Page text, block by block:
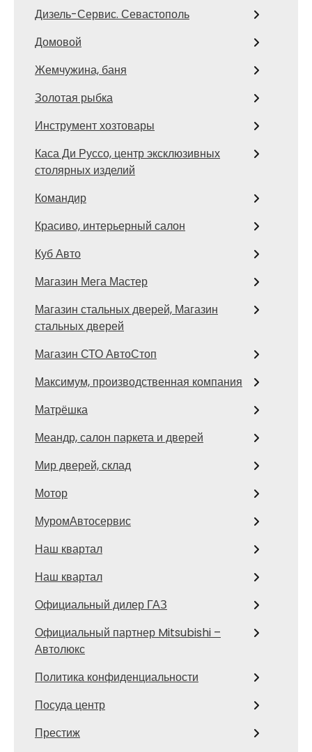
Дизель-Сервис. Севастополь
Домовой
Жемчужина, баня
Золотая рыбка
Инструмент хозтовары
Каса Ди Руссо, центр эксклюзивных
столярных изделий
Командир
Красиво, интерьерный салон
Куб Авто
Магазин Мега Мастер
Магазин стальных дверей, Магазин
стальных дверей
Магазин СТО АвтоСтоп
Максимум, производственная компания
Матрёшка
Меандр, салон паркета и дверей
Мир дверей, склад
Мотор
МуромАвтосервис
Наш квартал
Наш квартал
Официальный дилер ГАЗ
Официальный партнер Mitsubishi –
Автолюкс
Политика конфиденциальности
Посуда центр
Престиж